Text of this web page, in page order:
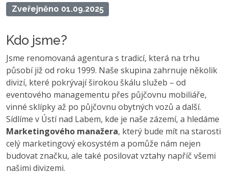
Zveřejněno 01.09.2025
Kdo jsme?
Jsme renomovaná agentura s tradicí, která na trhu
působí již od roku 1999. Naše skupina zahrnuje několik
divizí, které pokrývají širokou škálu služeb – od
eventového managementu přes půjčovnu mobiliáře,
vinné sklípky až po půjčovnu obytných vozů a další.
Sídlíme v Ústí nad Labem, kde je naše zázemí, a hledáme
Marketingového manažera, který bude mít na starosti
celý marketingový ekosystém a pomůže nám nejen
budovat značku, ale také posilovat vztahy napříč všemi
našimi divizemi.